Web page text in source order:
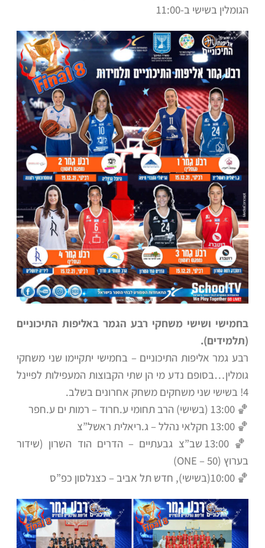
הגומלין בשישי ב-11:00
בחמישי ושישי משחקי רבע הגמר באליפות התיכוניים
(תלמידים).
רבע גמר אליפות התיכוניים – בחמישי יתקיימו שני משחקי
גומלין…בסופם נדע מי הן שתי הקבוצות המעפילות לפיינל
4! בשישי שני משחקים משחק אחרונים בשלב.
🏀 13:00 (בשישי) הרב תחומי ע.חרוד – רמות ים ע.חפר
🏀 13:00 חקלאי נהלל – ג.ריאלית ראשל”צ
🏀 13:00 שב”צ גבעתיים – הדרים הוד השרון (שידור
בערוץ (ONE – 50)
🏀 10:00(בשישי), חדש תל אביב – כצנלסון כפ”ס